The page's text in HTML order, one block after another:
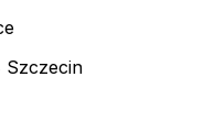
Szczecin